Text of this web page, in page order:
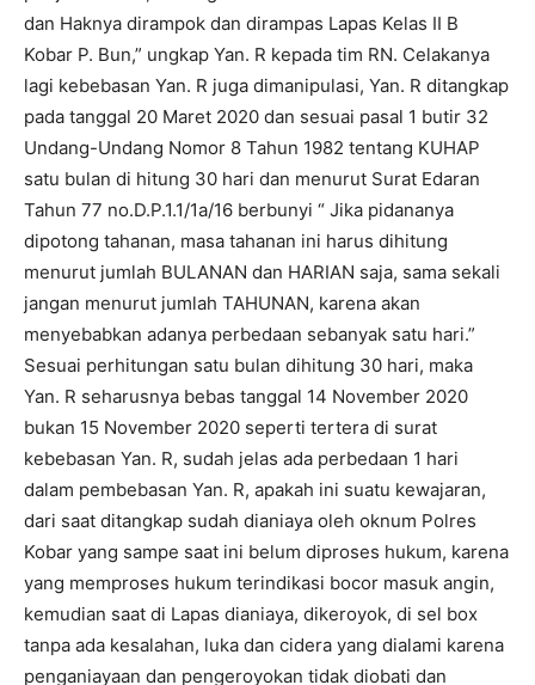
dan Haknya dirampok dan dirampas Lapas Kelas II B
Kobar P. Bun,” ungkap Yan. R kepada tim RN. Celakanya
lagi kebebasan Yan. R juga dimanipulasi, Yan. R ditangkap
pada tanggal 20 Maret 2020 dan sesuai pasal 1 butir 32
Undang-Undang Nomor 8 Tahun 1982 tentang KUHAP
satu bulan di hitung 30 hari dan menurut Surat Edaran
Tahun 77 no.D.P.1.1/1a/16 berbunyi “ Jika pidananya
dipotong tahanan, masa tahanan ini harus dihitung
menurut jumlah BULANAN dan HARIAN saja, sama sekali
jangan menurut jumlah TAHUNAN, karena akan
menyebabkan adanya perbedaan sebanyak satu hari.”
Sesuai perhitungan satu bulan dihitung 30 hari, maka
Yan. R seharusnya bebas tanggal 14 November 2020
bukan 15 November 2020 seperti tertera di surat
kebebasan Yan. R, sudah jelas ada perbedaan 1 hari
dalam pembebasan Yan. R, apakah ini suatu kewajaran,
dari saat ditangkap sudah dianiaya oleh oknum Polres
Kobar yang sampe saat ini belum diproses hukum, karena
yang memproses hukum terindikasi bocor masuk angin,
kemudian saat di Lapas dianiaya, dikeroyok, di sel box
tanpa ada kesalahan, luka dan cidera yang dialami karena
penganiayaan dan pengeroyokan tidak diobati dan